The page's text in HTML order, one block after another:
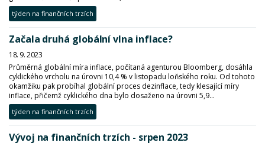
týden na finančních trzích
Začala druhá globální vlna inflace?
18. 9. 2023
Průměrná globální míra inflace, počítaná agenturou Bloomberg, dosáhla
cyklického vrcholu na úrovni 10,4 % v listopadu loňského roku. Od tohoto
okamžiku pak probíhal globální proces dezinflace, tedy klesající míry
inflace, přičemž cyklického dna bylo dosaženo na úrovni 5,9...
týden na finančních trzích
Vývoj na finančních trzích - srpen 2023